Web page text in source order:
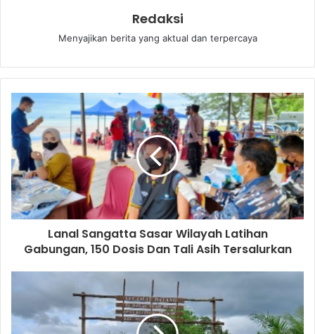
Redaksi
Menyajikan berita yang aktual dan terpercaya
Lanal Sangatta Sasar Wilayah Latihan
Gabungan, 150 Dosis Dan Tali Asih Tersalurkan